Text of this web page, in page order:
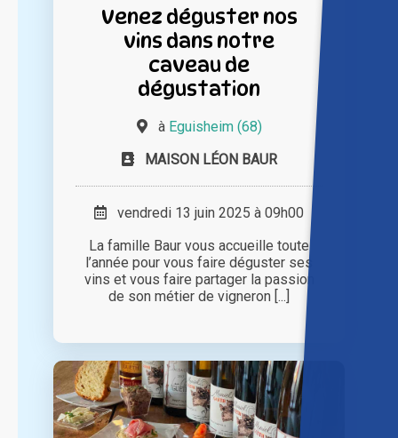
Venez déguster nos
vins dans notre
caveau de
dégustation
à Eguisheim (68)
MAISON LÉON BAUR
vendredi 13 juin 2025 à 09h00
La famille Baur vous accueille toute
l’année pour vous faire déguster ses
vins et vous faire partager la passion
de son métier de vigneron [...]